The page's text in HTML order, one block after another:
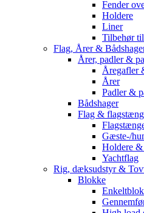
Fender
Holdere
Liner
Tilbehør
Flag, Årer &
Årer, padler &
Åregafler
Årer
Padler &
Bådshager
Flag &
Gæste-/
Holdere
Yachtflag
Rig, dæksudstyr &
Blokke
Enkeltblok